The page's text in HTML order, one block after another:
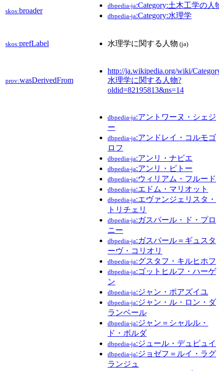
skos:broader
dbpedia-ja:Category:土木工学の人
dbpedia-ja:Category:水理学
skos:prefLabel 水理学に関する人物 (ja)
prov:wasDerivedFrom
http://ja.wikipedia.org/wiki/
水理学に関する人物?
oldid=82195813&ns=14
dbpedia-ja:アントワーヌ・シェジ
ー
dbpedia-ja:アンドレイ・コルモゴ
ロフ
dbpedia-ja:アンリ・ナビエ
dbpedia-ja:アンリ・ピトー
dbpedia-ja:ウィリアム・フルード
dbpedia-ja:エドム・マリオット
dbpedia-ja:エヴァンジェリスタ・
トリチェリ
dbpedia-ja:ガスパール・ド・プロ
ニー
dbpedia-ja:ガスパール＝ギュスタ
ーヴ・コリオリ
dbpedia-ja:グスタフ・キルヒホフ
dbpedia-ja:ゴットヒルフ・ハーゲ
ン
dbpedia-ja:ジャン・ポアズイユ
dbpedia-ja:ジャン・ル・ロン・ダ
ランベール
dbpedia-ja:ジャン＝シャルル・
ド・ボルダ
dbpedia-ja:ジュール・デュピュイ
dbpedia-ja:ジョゼフ＝ルイ・ラグ
ランジュ